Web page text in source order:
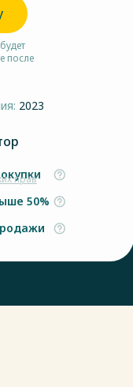
после
2023
прав
50%